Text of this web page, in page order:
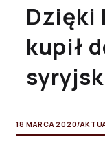
Dzięki
kupił
18 MARCA 2020/